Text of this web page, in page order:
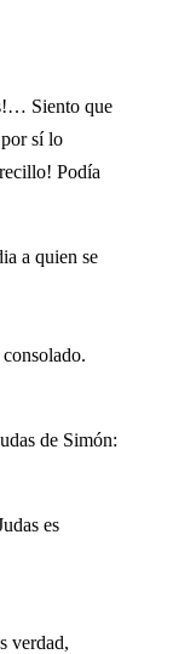
Siento que
por sí lo
Podía
a quien se
de Simón:
es
verdad,